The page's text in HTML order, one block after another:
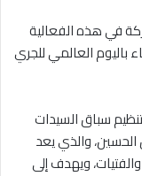
في هذه الفعالية
باليوم العالمي للجري
سباق السيدات
في حدائق الحسين، والذي يعد
ويهدف إلى